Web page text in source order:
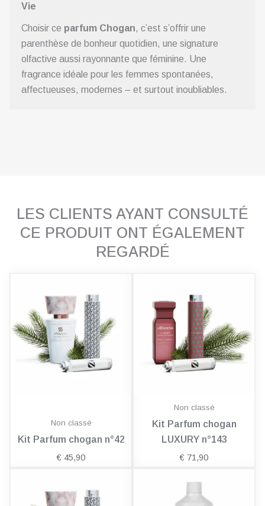
Vie
Choisir ce parfum Chogan, c’est s’offrir une
parenthèse de bonheur quotidien, une signature
olfactive aussi rayonnante que féminine. Une
fragrance idéale pour les femmes spontanées,
affectueuses, modernes – et surtout inoubliables.
LES CLIENTS AYANT CONSULTÉ
CE PRODUIT ONT ÉGALEMENT
REGARDÉ
Non classé
Kit Parfum chogan n°42
€ 45,90
Non classé
Kit Parfum chogan
LUXURY n°143
€ 71,90